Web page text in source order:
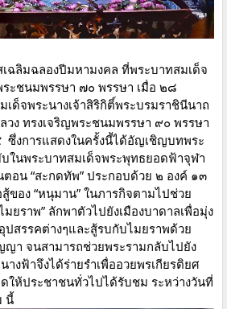
ฉลิมฉลองปีมหามงคล ที่พระบาทสมเด็จ
ระชนมพรรษา ๗๐ พรรษา เมื่อ ๒๘
ด็จพระนางเจ้าสิริกิติ์พระบรมราชินีนาถ
ง ทรงเจริญพระชนมพรรษา ๙๐ พรรษา
งการแสดงในครั้งนี้ได้อัญเชิญบทพระ
ในพระบาทสมเด็จพระพุทธยอดฟ้าจุฬา
อน “สะกดทัพ” ประกอบด้วย ๒ องค์ ๑๓
สู้ของ “หนุมาน” ในภารกิจตามไปช่วย
ยราพ” ลักพาตัวไปยังเมืองบาดาลเพื่อมุ่ง
สรรคต่างๆและสู้รบกับไมยราพด้วย
า จนสามารถช่วยพระรามกลับไปยัง
างฟ้าจึงได้ร่ายรำเพื่ออวยพรเกียรติยศ
ให้ประชาชนทั่วไปได้รับชม ระหว่างวันที่
นี้